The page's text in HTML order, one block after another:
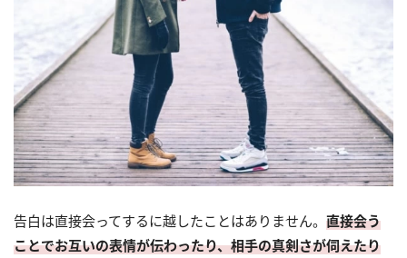
告白は直接会ってするに越したことはありません。 直接会う
ことでお互いの表情が伝わったり、相手の真剣さが伺えたり